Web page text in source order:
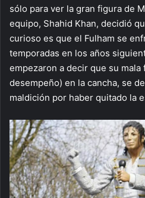
sólo para ver la gran figura de
equipo, Shahid Khan, decidió
curioso es que el Fulham se
temporadas en los años
empezaron a decir que su mala
desempeño) en la cancha, se
maldición por haber quitado la